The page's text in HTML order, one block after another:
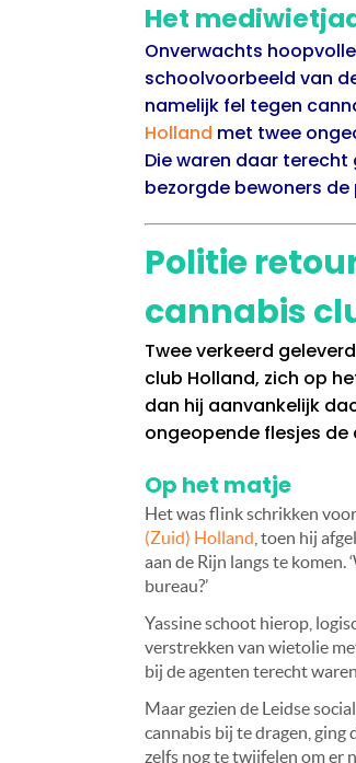
Het
Onverwachts
schoolvoorbeeld van
namelijk fel tegen
Holland met twee
Die waren daar terecht
bezorgde bewoners
Politie
cannabis
Twee verkeerd
club Holland, zich op
dan hij aanvankelijk
ongeopende flesjes de
Op het matje
Het was flink schrikken
(Zuid) Holland , toen hij
aan de Rijn langs te komen.
bureau?’
Yassine schoot hierop,
verstrekken van wietolie
bij de agenten terecht
Maar gezien de Leidse
cannabis bij te dragen, ging
zelfs nog te twijfelen om er